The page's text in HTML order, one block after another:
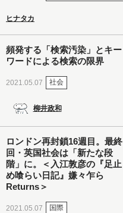
ヒナタカ
頻発する「検索汚染」とキー
ワードによる検索の限界
2021.05.07 社会
柳井政和
ロンドン再封鎖16週目。最終
回・英国社会は「新たな段
階」に。＜入江敦彦の『足止
め喰らい日記』嫌々乍ら
Returns＞
2021.05.07 国際